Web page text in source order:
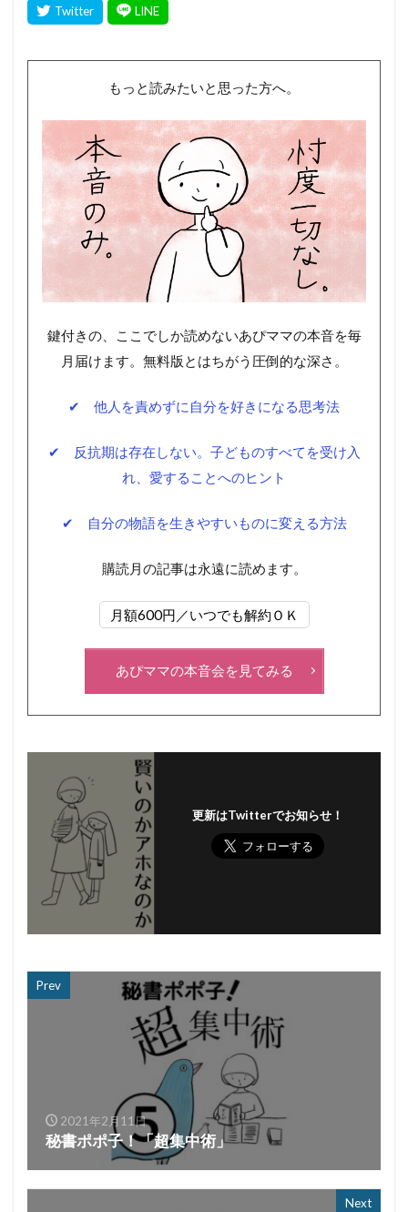
もっと読みたいと思った方へ。
鍵付きの、ここでしか読めないあぴママの本音を毎
月届けます。無料版とはちがう圧倒的な深さ。
✔ 他人を責めずに自分を好きになる思考法
✔ 反抗期は存在しない。子どものすべてを受け入
れ、愛することへのヒント
✔ 自分の物語を生きやすいものに変える方法
購読月の記事は永遠に読めます。
月額600円／いつでも解約ＯＫ
あぴママの本音会を見てみる
更新はTwitterでお知らせ！
Prev
2021年2月11日
秘書ポポ子！「超集中術」
Next